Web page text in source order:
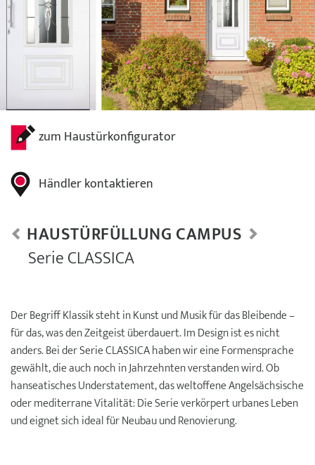
zum Haustürkonfigurator
Händler kontaktieren
HAUSTÜRFÜLLUNG CAMPUS
Serie CLASSICA
Der Begriff Klassik steht in Kunst und Musik für das Bleibende –
für das, was den Zeitgeist überdauert. Im Design ist es nicht
anders. Bei der Serie CLASSICA haben wir eine Formensprache
gewählt, die auch noch in Jahrzehnten verstanden wird. Ob
hanseatisches Understatement, das weltoffene Angelsächsische
oder mediterrane Vitalität: Die Serie verkörpert urbanes Leben
und eignet sich ideal für Neubau und Renovierung.